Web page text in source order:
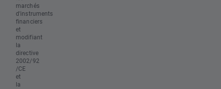
marchés
d'instruments
financiers
et
modifiant
la
directive
2002/92
/CE
et
la